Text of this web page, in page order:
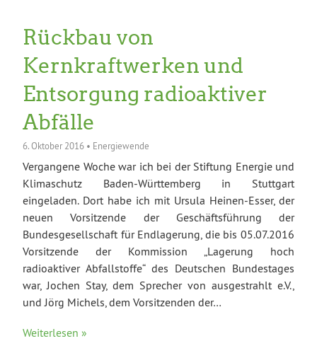
Rückbau von
Kernkraftwerken und
Entsorgung radioaktiver
Abfälle
6. Oktober 2016 • Energiewende
Vergangene Woche war ich bei der Stiftung Energie und
Klimaschutz Baden-Württemberg in Stuttgart
eingeladen. Dort habe ich mit Ursula Heinen-Esser, der
neuen Vorsitzende der Geschäftsführung der
Bundesgesellschaft für Endlagerung, die bis 05.07.2016
Vorsitzende der Kommission „Lagerung hoch
radioaktiver Abfallstoffe“ des Deutschen Bundestages
war, Jochen Stay, dem Sprecher von ausgestrahlt e.V.,
und Jörg Michels, dem Vorsitzenden der…
Weiterlesen »